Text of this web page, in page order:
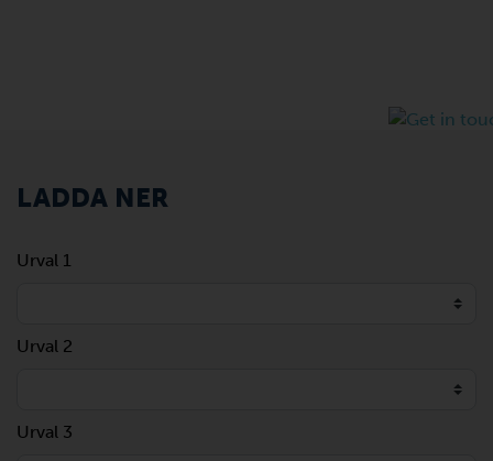
LADDA NER
Urval 1
Urval 2
Urval 3